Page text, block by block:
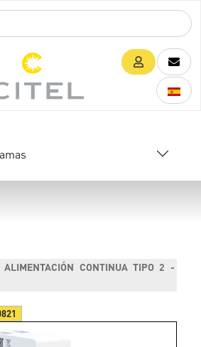
ALIMENTACIÓN CONTINUA TIPO 2 -